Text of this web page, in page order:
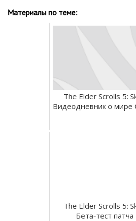
Материалы по теме:
The Elder Scrolls 5:
Видеодневник о мире
The Elder Scrolls 5:
Бета-тест патча